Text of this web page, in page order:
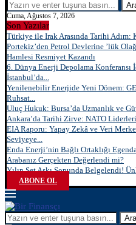
Cuma, Ağustos 7, 2026
Son Yazılar
Türkiye ile Irak Arasında Tarihi
Portekiz’den Petrol Devlerine ’lük
Hamlesi Resmiyet Kazandı
6. Dünya Enerji Depolama Konferansı
İstanbul’da...
Yenilenebilir Enerjide Yeni Dönem:
Ruhsat...
Uluç Hukuk: Bursa’da Uzmanlık ve
Ankara’da Tarihi Zirve: NATO
EIA Raporu: Yapay Zekâ ve Veri
Seviyeye...
Enda Enerji’nin Bağlı Ortaklığı
Arabanız Gerçekten Değerlendi mi?
Yılın Set Aşkı Sonunda Belgelendi!
ABONE OL
Ara